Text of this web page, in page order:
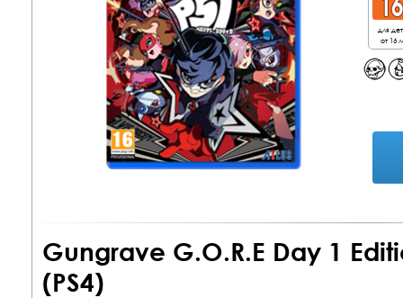
для
от 16
Gungrave G.O.R.E Day 1
(PS4)